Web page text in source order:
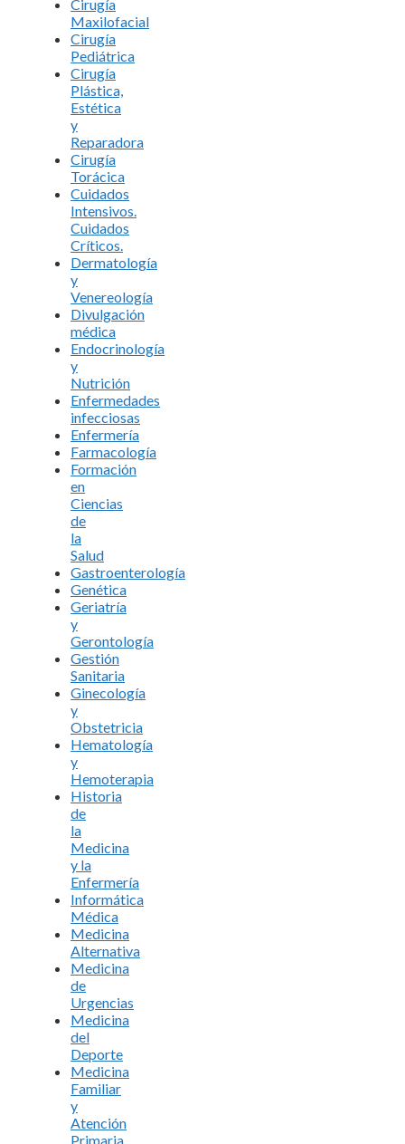
Cirugía
Maxilofacial
Cirugía
Pediátrica
Cirugía
Plástica,
Estética
y
Reparadora
Cirugía
Torácica
Cuidados
Intensivos.
Cuidados
Críticos.
Dermatología
y
Venereología
Divulgación
médica
Endocrinología
y
Nutrición
Enfermedades
infecciosas
Enfermería
Farmacología
Formación
en
Ciencias
de
la
Salud
Gastroenterología
Genética
Geriatría
y
Gerontología
Gestión
Sanitaria
Ginecología
y
Obstetricia
Hematología
y
Hemoterapia
Historia
de
la
Medicina
y la
Enfermería
Informática
Médica
Medicina
Alternativa
Medicina
de
Urgencias
Medicina
del
Deporte
Medicina
Familiar
y
Atención
Primaria